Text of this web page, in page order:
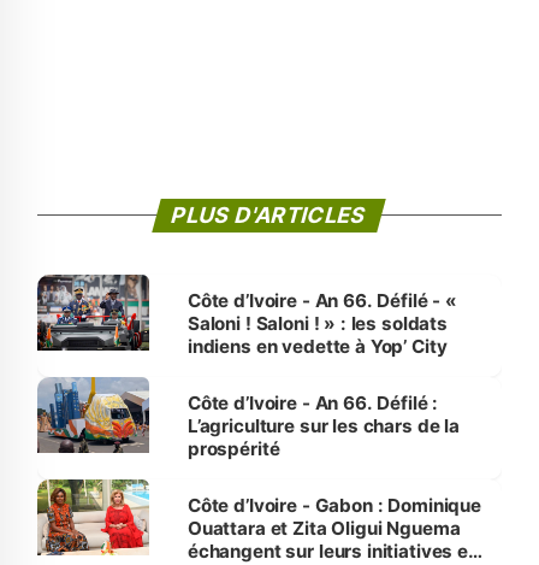
PLUS D'ARTICLES
Côte d’Ivoire - An 66. Défilé - «
Saloni ! Saloni ! » : les soldats
indiens en vedette à Yop’ City
Côte d’Ivoire - An 66. Défilé :
L’agriculture sur les chars de la
prospérité
Côte d’Ivoire - Gabon : Dominique
Ouattara et Zita Oligui Nguema
échangent sur leurs initiatives en